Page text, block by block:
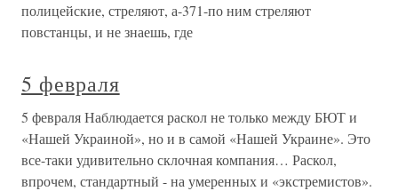
полицейские, стреляют, а-371-по ним стреляют
повстанцы, и не знаешь, где
5 февраля
5 февраля Наблюдается раскол не только между БЮТ и
«Нашей Украиной», но и в самой «Нашей Украине». Это
все-таки удивительно склочная компания… Раскол,
впрочем, стандартный - на умеренных и «экстремистов».